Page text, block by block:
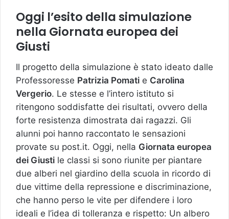
Oggi l’esito della simulazione
nella Giornata europea dei
Giusti
Il progetto della simulazione è stato ideato dalle
Professoresse Patrizia Pomati e Carolina
Vergerio. Le stesse e l’intero istituto si
ritengono soddisfatte dei risultati, ovvero della
forte resistenza dimostrata dai ragazzi. Gli
alunni poi hanno raccontato le sensazioni
provate su post.it. Oggi, nella Giornata europea
dei Giusti le classi si sono riunite per piantare
due alberi nel giardino della scuola in ricordo di
due vittime della repressione e discriminazione,
che hanno perso le vite per difendere i loro
ideali e l’idea di tolleranza e rispetto: Un albero